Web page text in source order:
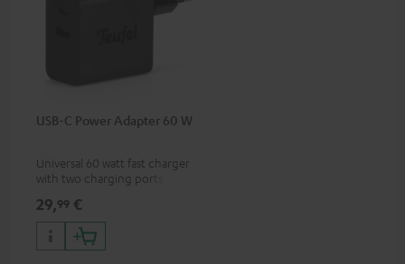
USB-C Power Adapter 60 W
Universal 60 watt fast charger
with two charging ports
watts) for headphones &
portables as well as laptops
and additional devices with
up to 60 watts of power and
29,99 €